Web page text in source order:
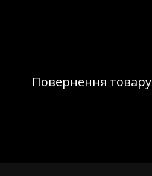
Повернення товару